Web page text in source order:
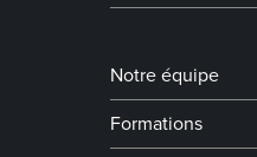
Notre équipe
Formations